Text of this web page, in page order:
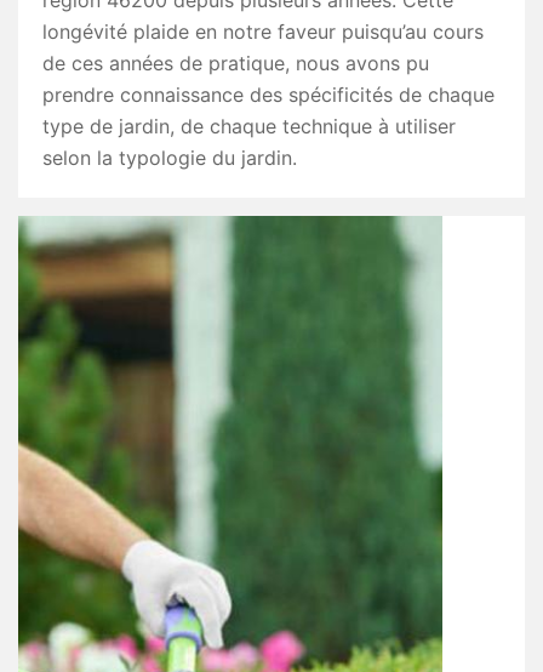
longévité plaide en notre faveur puisqu’au cours
de ces années de pratique, nous avons pu
prendre connaissance des spécificités de chaque
type de jardin, de chaque technique à utiliser
selon la typologie du jardin.